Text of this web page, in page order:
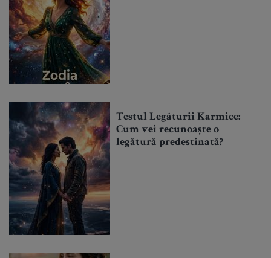
Testul Legăturii Karmice:
Cum vei recunoaște o
legătură predestinată?